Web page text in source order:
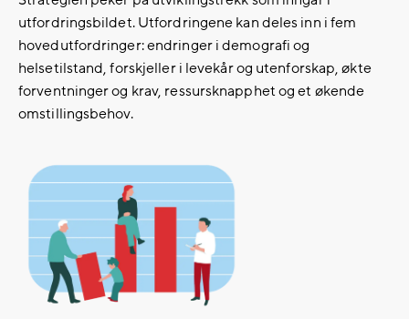
utfordringsbildet. Utfordringene kan deles inn i fem
hovedutfordringer: endringer i demografi og
helsetilstand, forskjeller i levekår og utenforskap, økte
forventninger og krav, ressursknapphet og et økende
omstillingsbehov.